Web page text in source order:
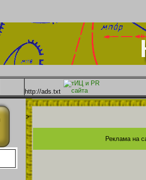
http://ads.txt
>
Реклама на